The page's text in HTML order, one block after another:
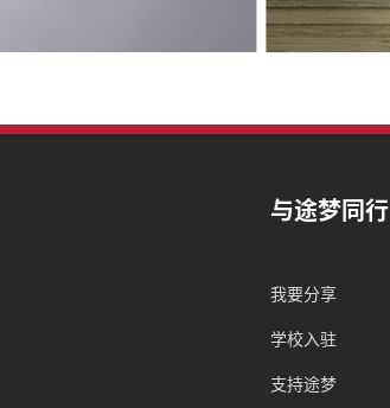
与途梦同行
我要分享
学校入驻
支持途梦